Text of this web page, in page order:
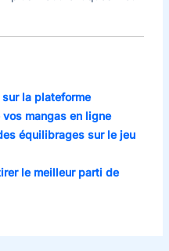
la plateforme
mangas en ligne
équilibrages sur le jeu
le meilleur parti de